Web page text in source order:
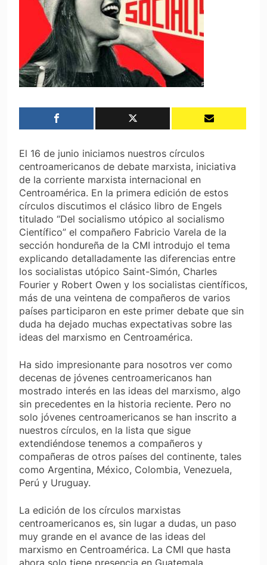
El 16 de junio iniciamos nuestros círculos
centroamericanos de debate marxista, iniciativa
de la corriente marxista internacional en
Centroamérica. En la primera edición de estos
círculos discutimos el clásico libro de Engels
titulado “Del socialismo utópico al socialismo
Científico” el compañero Fabricio Varela de la
sección hondureña de la CMI introdujo el tema
explicando detalladamente las diferencias entre
los socialistas utópico Saint-Simón, Charles
Fourier y Robert Owen y los socialistas científicos,
más de una veintena de compañeros de varios
países participaron en este primer debate que sin
duda ha dejado muchas expectativas sobre las
ideas del marxismo en Centroamérica.
Ha sido impresionante para nosotros ver como
decenas de jóvenes centroamericanos han
mostrado interés en las ideas del marxismo, algo
sin precedentes en la historia reciente. Pero no
solo jóvenes centroamericanos se han inscrito a
nuestros círculos, en la lista que sigue
extendiéndose tenemos a compañeros y
compañeras de otros países del continente, tales
como Argentina, México, Colombia, Venezuela,
Perú y Uruguay.
La edición de los círculos marxistas
centroamericanos es, sin lugar a dudas, un paso
muy grande en el avance de las ideas del
marxismo en Centroamérica. La CMI que hasta
ahora solo tiene presencia en Guatemala,